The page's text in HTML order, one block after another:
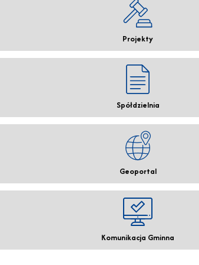
Projekty
Spółdzielnia
Geoportal
Komunikacja Gminna